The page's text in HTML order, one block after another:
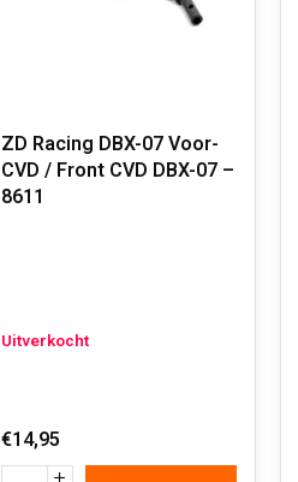
ZD Racing DBX-07 Voor-
CVD / Front CVD DBX-07 –
8611
Uitverkocht
€14,95